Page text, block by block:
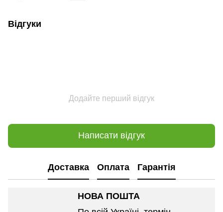
Відгуки
Додайте перший відгук
Написати відгук
Доставка Оплата Гарантія
НОВА ПОШТА